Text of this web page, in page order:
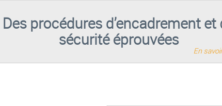
Des procédures d’encadrement et
sécurité éprouvées
En